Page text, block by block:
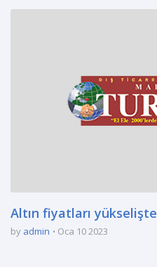
Altın fiyatları yükselişte
by admin Oca 10 2023